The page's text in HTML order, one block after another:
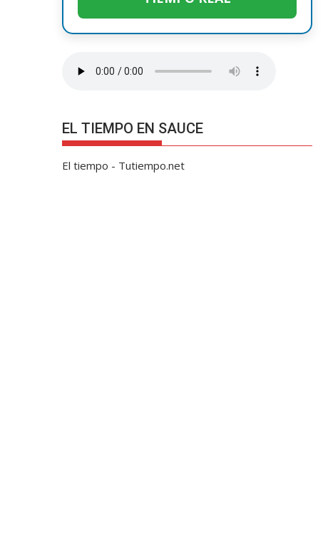
EL TIEMPO EN SAUCE
El tiempo - Tutiempo.net